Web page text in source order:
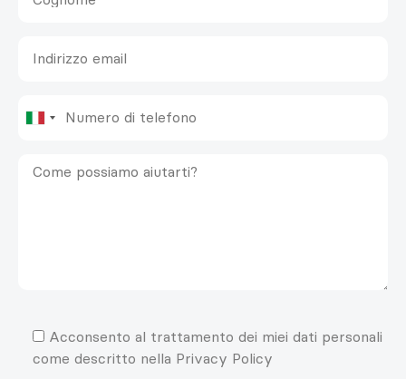
Acconsento al trattamento dei miei dati personali
come descritto nella Privacy Policy